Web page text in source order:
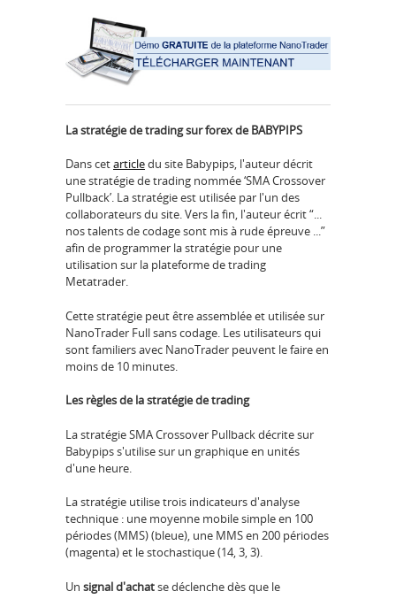
La stratégie de trading sur forex de BABYPIPS
Dans cetarticledu site Babypips, l'auteur décrit
une stratégie de trading nommée ‘SMA Crossover
Pullback’. La stratégie est utilisée par l'un des
collaborateurs du site. Vers la fin, l'auteur écrit “...
nos talents de codage sont mis à rude épreuve ...”
afin de programmer la stratégie pour une
utilisation sur la plateforme de trading
Metatrader.
Cette stratégie peut être assemblée et utilisée sur
NanoTrader Full sans codage. Les utilisateurs qui
sont familiers avec NanoTrader peuvent le faire en
moins de 10 minutes.
Les règles de la stratégie de trading
La stratégie SMA Crossover Pullback décrite sur
Babypips s'utilise sur un graphique en unités
d'une heure.
La stratégie utilise trois indicateurs d'analyse
technique : une moyenne mobile simple en 100
périodes (MMS) (bleue), une MMS en 200 périodes
(magenta) et le stochastique (14, 3, 3).
Un signal d'achatse déclenche dès que le